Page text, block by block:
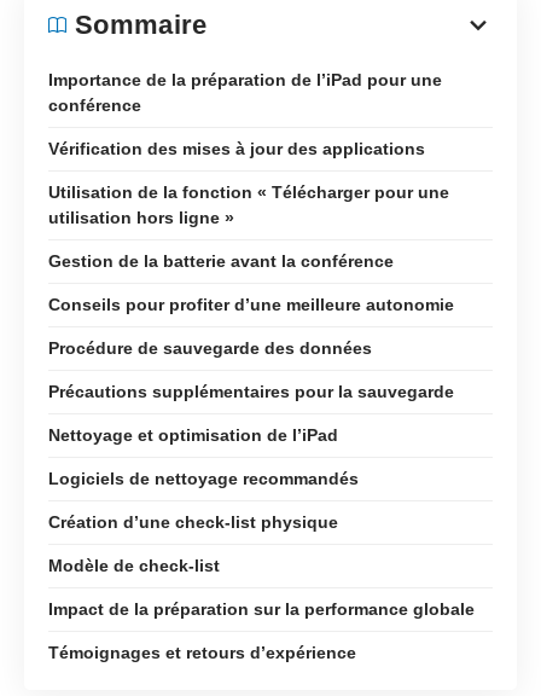
Sommaire
Importance de la préparation de l’iPad pour une
conférence
Vérification des mises à jour des applications
Utilisation de la fonction « Télécharger pour une
utilisation hors ligne »
Gestion de la batterie avant la conférence
Conseils pour profiter d’une meilleure autonomie
Procédure de sauvegarde des données
Précautions supplémentaires pour la sauvegarde
Nettoyage et optimisation de l’iPad
Logiciels de nettoyage recommandés
Création d’une check-list physique
Modèle de check-list
Impact de la préparation sur la performance globale
Témoignages et retours d’expérience